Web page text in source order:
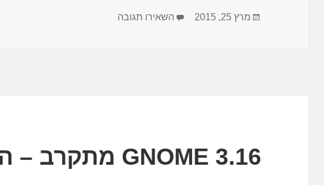
פורסם
מרץ 25, 2015 השאירו תגובה
GNOME 3.16 מתקרב – החידושים